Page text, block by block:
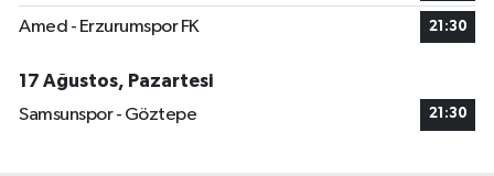
Amed - Erzurumspor FK 21:30
17 Ağustos, Pazartesi
Samsunspor - Göztepe
21:30